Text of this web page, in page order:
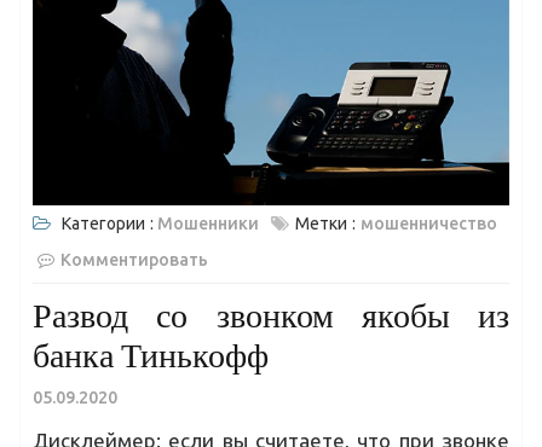
Категории : Мошенники Метки : мошенничество
Комментировать
Развод со звонком якобы из
банка Тинькофф
05.09.2020
Дисклеймер: если вы считаете, что при звонке